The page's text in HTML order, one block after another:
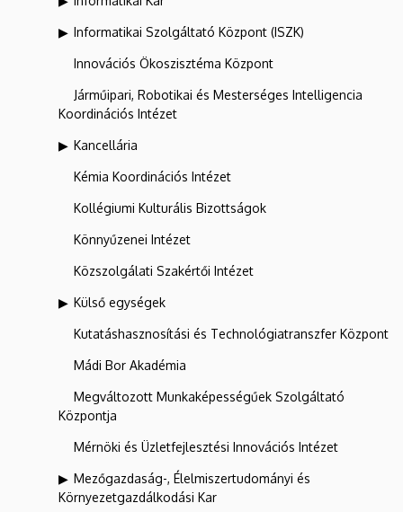
Informatikai Szolgáltató Központ (ISZK)
Innovációs Ökoszisztéma Központ
Járműipari, Robotikai és Mesterséges Intelligencia
Koordinációs Intézet
Kancellária
Kémia Koordinációs Intézet
Kollégiumi Kulturális Bizottságok
Könnyűzenei Intézet
Közszolgálati Szakértői Intézet
Külső egységek
Kutatáshasznosítási és Technológiatranszfer Központ
Mádi Bor Akadémia
Megváltozott Munkaképességűek Szolgáltató
Központja
Mérnöki és Üzletfejlesztési Innovációs Intézet
Mezőgazdaság-, Élelmiszertudományi és
Környezetgazdálkodási Kar